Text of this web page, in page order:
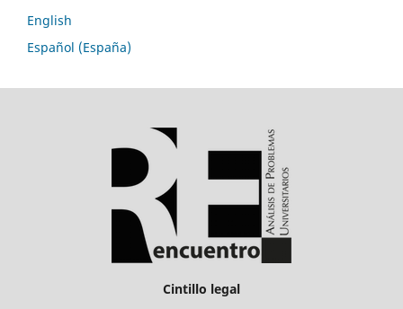
English
Español (España)
Cintillo legal